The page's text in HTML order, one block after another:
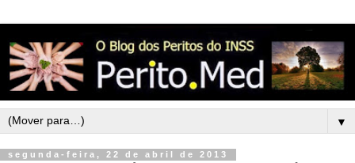
▼
segunda-feira, 22 de abril de 2013